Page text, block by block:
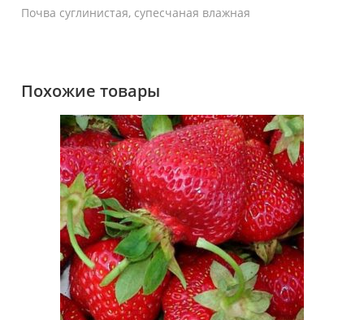
Почва суглинистая, супесчаная влажная
Похожие товары